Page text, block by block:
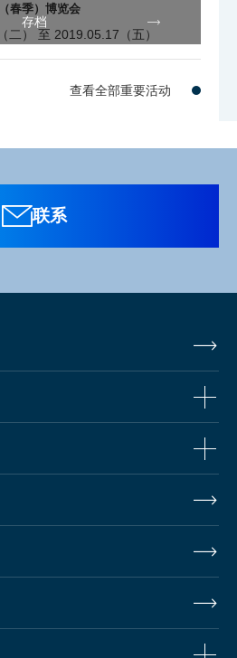
A, VCCI Class A
1-2, GB9254-2008 (Class A)
2012
× D84mm (不含突起部）
春季）博览会
二） 至 2019.05.17（五）
存档
查看全部重要活动
联系